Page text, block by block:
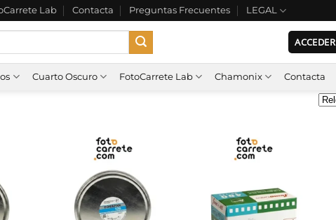
Lab Contacta Preguntas Frecuentes LEGAL
ACCEDER
Cuarto Oscuro FotoCarrete Lab Chamonix Contacta